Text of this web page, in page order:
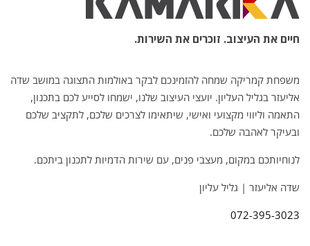
חיים את העיצוב. זוכרים את השירות.
משפחת קמריקה שמחה להזמינכם לבקר באולמות התצוגה במושב שדה
אליעזר בגליל העליון. יועצי העיצוב שלנו, ישמחו לסייע לכם בתכנון,
התאמה וליווי מקצועי ואישי, שיתאימו לצרכים שלכם, לתקציב שלכם
ובעיקר לאהבה שלכם.
לנוחיותכם במקום, מעצבי פנים, עם שירות הדמיות לתכנון ביתכם.
שדה אליעזר | גליל עליון
072-395-3023